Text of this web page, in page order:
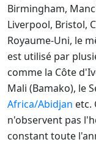
Birmingham,
Liverpool, Bristol,
Royaume-Uni, le
est utilisé par
comme la Côte
Mali (Bamako), le
Africa/Abidjan etc.
n'observent pas
constant toute